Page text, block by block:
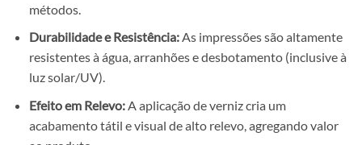
métodos.
Durabilidade e Resistência:As impressões são altamente
resistentes à água, arranhões e desbotamento (inclusive à
luz solar/UV).
Efeito em Relevo:A aplicação de verniz cria um
acabamento tátil e visual de alto relevo, agregando valor